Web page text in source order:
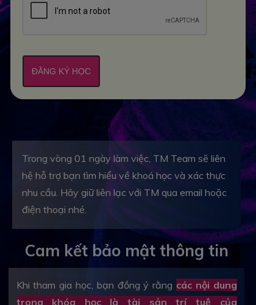
ĐĂNG KÝ HỌC
Trong vòng 01 ngày làm việc, TM Team sẽ liên
hệ hỗ trợ bạn tìm hiểu về khoá học và xác thực
nhu cầu. Hãy giữ liên lạc với TM qua email hoặc
điện thoại nhé.
Khi tham gia học, bạn đồng ý rằng các nội dung
trong khóa học là tài sản trí tuệ của
Cam kết bảo mật thông tin